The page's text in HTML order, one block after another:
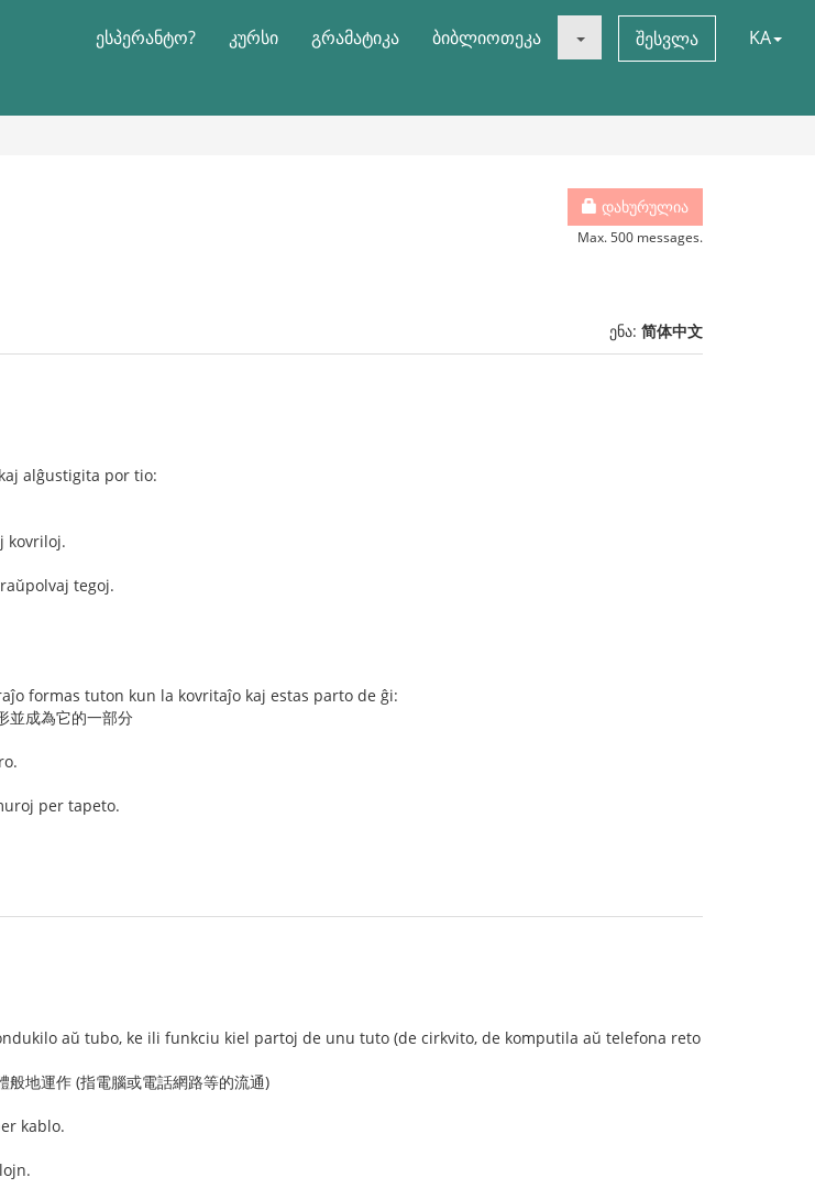
ესპერანტო? კურსი გრამატიკა ბიბლიოთეკა შესვლა KA
დახურულია
Max. 500 messages.
ენა: 简体中文
alĝustigita por tio:
kovriloj.
tegoj.
formas tuton kun la kovritaĵo kaj estas parto de ĝi:
並成為它的一部分
per tapeto.
aŭ tubo, ke ili funkciu kiel partoj de unu tuto (de cirkvito, de komputila aŭ telefona reto
般地運作 (指電腦或電話網路等的流通)
kablo.